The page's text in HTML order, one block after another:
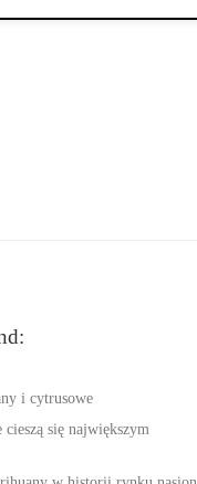
i cytrusowe
się największym